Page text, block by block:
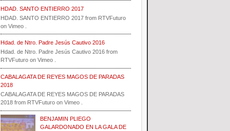
HDAD. SANTO ENTIERRO 2017
HDAD. SANTO ENTIERRO 2017 from RTVFuturo
on Vimeo .
Hdad. de Ntro. Padre Jesús Cautivo 2016
Hdad. de Ntro. Padre Jesús Cautivo 2016 from
RTVFuturo on Vimeo .
CABALAGATA DE REYES MAGOS DE PARADAS
2018
CABALAGATA DE REYES MAGOS DE PARADAS
2018 from RTVFuturo on Vimeo .
BENJAMIN PLIEGO
GALARDONADO EN LA GALA DE